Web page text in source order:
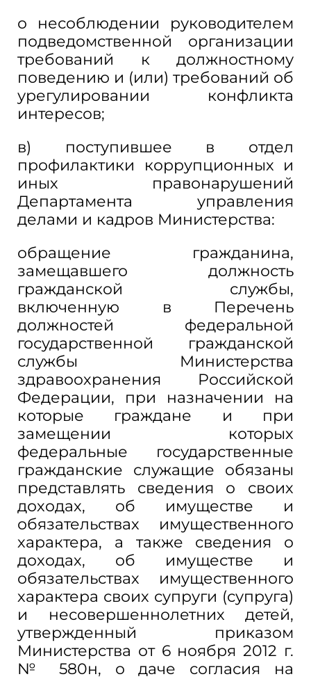
о несоблюдении руководителем
подведомственной организации
требований к должностному
поведению и (или) требований об
урегулировании конфликта
интересов;
в) поступившее в отдел
профилактики коррупционных и
иных правонарушений
Департамента управления
делами и кадров Министерства:
обращение гражданина,
замещавшего должность
гражданской службы,
включенную в Перечень
должностей федеральной
государственной гражданской
службы Министерства
здравоохранения Российской
Федерации, при назначении на
которые граждане и при
замещении которых
федеральные государственные
гражданские служащие обязаны
представлять сведения о своих
доходах, об имуществе и
обязательствах имущественного
характера, а также сведения о
доходах, об имуществе и
обязательствах имущественного
характера своих супруги (супруга)
и несовершеннолетних детей,
утвержденный приказом
Министерства от 6 ноября 2012 г.
№ 580н, о даче согласия на